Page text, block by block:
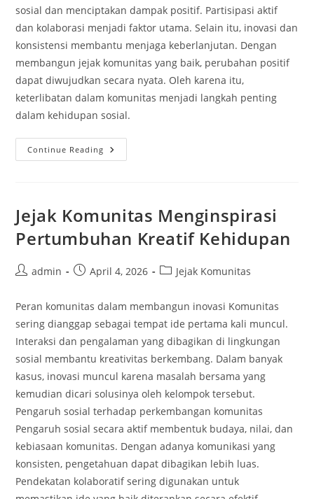
sosial dan menciptakan dampak positif. Partisipasi aktif
dan kolaborasi menjadi faktor utama. Selain itu, inovasi dan
konsistensi membantu menjaga keberlanjutan. Dengan
membangun jejak komunitas yang baik, perubahan positif
dapat diwujudkan secara nyata. Oleh karena itu,
keterlibatan dalam komunitas menjadi langkah penting
dalam kehidupan sosial.
Continue Reading Jejak
Komunitas
Dampak
Sosial
Jejak Komunitas Menginspirasi
Pertumbuhan Kreatif Kehidupan
Postadmin
PostApril 4, 2026
PostJejak Komunitas
Peran komunitas dalam membangun inovasi Komunitas
sering dianggap sebagai tempat ide pertama kali muncul.
Interaksi dan pengalaman yang dibagikan di lingkungan
sosial membantu kreativitas berkembang. Dalam banyak
kasus, inovasi muncul karena masalah bersama yang
kemudian dicari solusinya oleh kelompok tersebut.
Pengaruh sosial terhadap perkembangan komunitas
Pengaruh sosial secara aktif membentuk budaya, nilai, dan
kebiasaan komunitas. Dengan adanya komunikasi yang
konsisten, pengetahuan dapat dibagikan lebih luas.
Pendekatan kolaboratif sering digunakan untuk